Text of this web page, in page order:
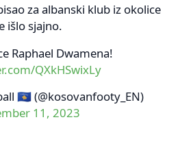
za albanski klub iz okolice
išlo sjajno.
Raphael Dwamena!
QXkHSwixLy
🇽🇰 (@kosovanfooty_EN)
11, 2023